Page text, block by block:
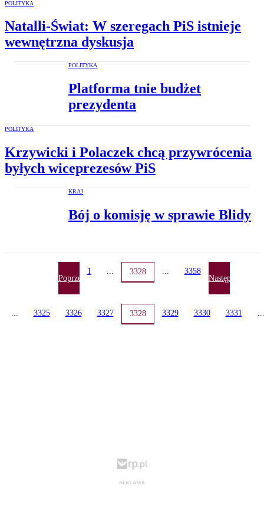
POLITYKA
Natalli-Świat: W szeregach PiS istnieje
wewnętrzna dyskusja
POLITYKA
Platforma tnie budżet
prezydenta
POLITYKA
Krzywicki i Polaczek chcą przywrócenia
byłych wiceprezesów PiS
KRAJ
Bój o komisję w sprawie Blidy
Poprzednia
1 ... 3328 ... 3358
Następna
... 3325 3326 3327 3328 3329 3330 3331 ...